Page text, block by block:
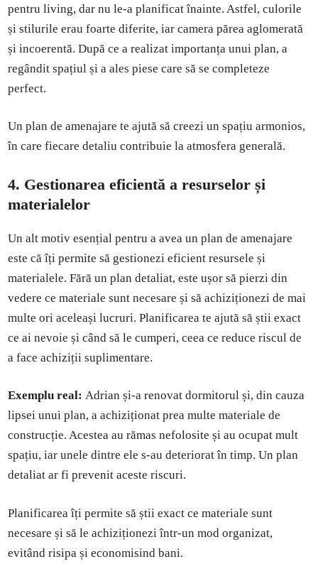
pentru living, dar nu le-a planificat înainte. Astfel, culorile
și stilurile erau foarte diferite, iar camera părea aglomerată
și incoerentă. După ce a realizat importanța unui plan, a
regândit spațiul și a ales piese care să se completeze
perfect.
Un plan de amenajare te ajută să creezi un spațiu armonios,
în care fiecare detaliu contribuie la atmosfera generală.
4. Gestionarea eficientă a resurselor și
materialelor
Un alt motiv esențial pentru a avea un plan de amenajare
este că îți permite să gestionezi eficient resursele și
materialele. Fără un plan detaliat, este ușor să pierzi din
vedere ce materiale sunt necesare și să achiziționezi de mai
multe ori aceleași lucruri. Planificarea te ajută să știi exact
ce ai nevoie și când să le cumperi, ceea ce reduce riscul de
a face achiziții suplimentare.
Exemplu real: Adrian și-a renovat dormitorul și, din cauza
lipsei unui plan, a achiziționat prea multe materiale de
construcție. Acestea au rămas nefolosite și au ocupat mult
spațiu, iar unele dintre ele s-au deteriorat în timp. Un plan
detaliat ar fi prevenit aceste riscuri.
Planificarea îți permite să știi exact ce materiale sunt
necesare și să le achiziționezi într-un mod organizat,
evitând risipa și economisind bani.